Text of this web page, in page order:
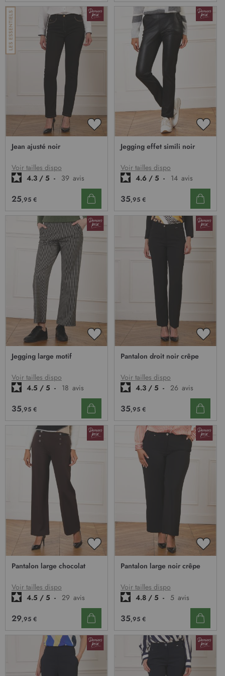
AJOUTER
D’ENVIE
Jean ajusté noir
Voir tailles dispo
4.3 / 5 - 39 avis
25,95 €
Jegging effet simili noir
Voir tailles dispo
4.6 / 5 - 14 avis
35,95 €
AJOUTER
D’ENVIE
Jegging large motif
Voir tailles dispo
4.5 / 5 - 18 avis
35,95 €
Pantalon droit noir crêpe
Voir tailles dispo
4.3 / 5 - 26 avis
35,95 €
AJOUTER
D’ENVIE
Pantalon large chocolat
Voir tailles dispo
4.5 / 5 - 29 avis
29,95 €
Pantalon large noir crêpe
Voir tailles dispo
4.8 / 5 - 5 avis
35,95 €